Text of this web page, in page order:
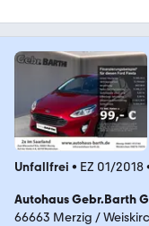
Unfallfrei • EZ 01/2018
Autohaus Gebr.Barth
66663 Merzig /